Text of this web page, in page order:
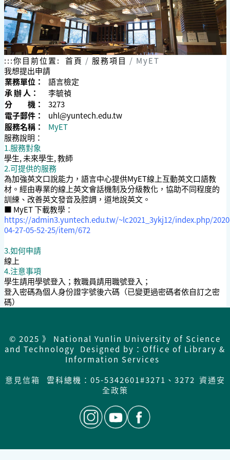
跳
到
主
要
內
容
區
塊
:::你目前位置: 首頁 服務項目
MyET
我想提出申請
業務單位：
語言檢定
承 辦 人：
李毓禎
分 機：
3273
電子郵件：
uhl@yuntech.edu.tw
服務名稱：
MyET
服務說明：
1.服務對象
學生, 未來學生, 教師
2.可提供的服務
為加強英文口說能力，語言中心提供MyET線上互動英文口語教
材。經由專業的線上英文會話機制及分級教化，協助不同程度的
訓練、改善英文發音及腔調，道地說英文。
■ MyET 下載教學：
https://admin3.yuntech.edu.tw/~lc2021_3ykj12/index.php/
04-27-05-52-25/item/672
3.如何申請
線上
4.注意事項
學生請用學號登入；教職員請用職號登入；
登入密碼為個人身份證字號後六碼（已變更過密碼者依自訂之密
碼）
© 2025 》 National Yunlin University of Science
and Technology Designed by：Office of Library &
Information Services
意見信箱
雲科總機：05-5342601#3271、3272 資通安
全政策